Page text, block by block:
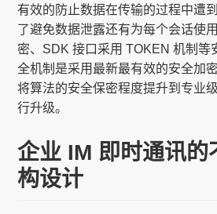
有效的防止数据在传输的过程中遭
了避免数据泄露还有为每个会话使
密、SDK 接口采用 TOKEN 机制等
全机制是采用最新最有效的安全加
将算法的安全保密程度提升到专业
行升级。
企业 IM 即时通讯的
构设计